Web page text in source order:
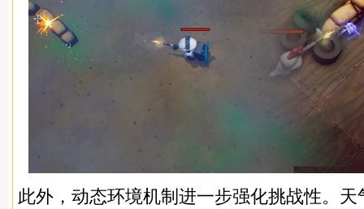
此外，动态环境机制进一步强化挑战性。